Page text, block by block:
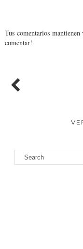
Tus comentarios
comentar!